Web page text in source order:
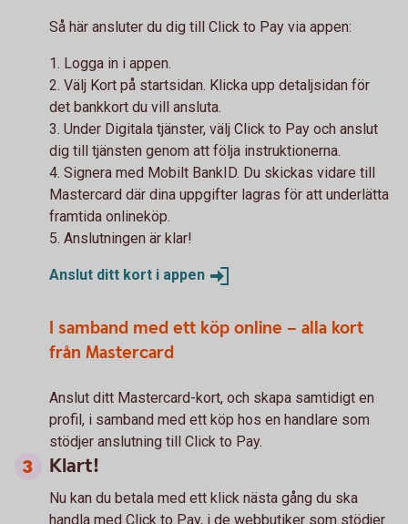
Så här ansluter du dig till Click to Pay via appen:
1. Logga in i appen.
2. Välj Kort på startsidan. Klicka upp detaljsidan för
det bankkort du vill ansluta.
3. Under Digitala tjänster, välj Click to Pay och anslut
dig till tjänsten genom att följa instruktionerna.
4. Signera med Mobilt BankID. Du skickas vidare till
Mastercard där dina uppgifter lagras för att underlätta
framtida onlineköp.
5. Anslutningen är klar!
Anslut ditt kort i appen
I samband med ett köp online – alla kort
från Mastercard
Anslut ditt Mastercard-kort, och skapa samtidigt en
profil, i samband med ett köp hos en handlare som
stödjer anslutning till Click to Pay.
Klart!
Nu kan du betala med ett klick nästa gång du ska
handla med Click to Pay, i de webbutiker som stödjer